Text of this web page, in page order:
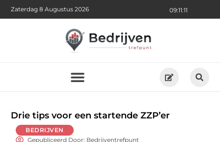
09:11:13
Zaterdag 8 Augustus 2026
Drie tips voor een startende ZZP’er
BEDRIJVEN
Gepubliceerd Door: Bedrijventrefpunt